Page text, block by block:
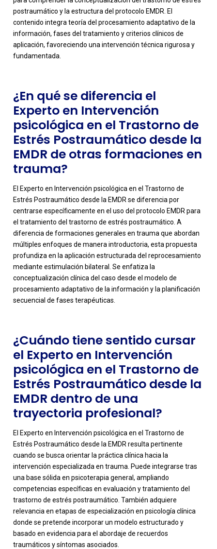
postraumático y la estructura del protocolo EMDR. El
contenido integra teoría del procesamiento adaptativo de la
información, fases del tratamiento y criterios clínicos de
aplicación, favoreciendo una intervención técnica rigurosa y
fundamentada.
-
¿En qué se diferencia el
Experto en Intervención
psicológica en el Trastorno de
Estrés Postraumático desde la
EMDR de otras formaciones en
trauma?
El Experto en Intervención psicológica en el Trastorno de
Estrés Postraumático desde la EMDR se diferencia por
centrarse específicamente en el uso del protocolo EMDR para
el tratamiento del trastorno de estrés postraumático. A
diferencia de formaciones generales en trauma que abordan
múltiples enfoques de manera introductoria, esta propuesta
profundiza en la aplicación estructurada del reprocesamiento
mediante estimulación bilateral. Se enfatiza la
conceptualización clínica del caso desde el modelo de
procesamiento adaptativo de la información y la planificación
secuencial de fases terapéuticas.
-
¿Cuándo tiene sentido cursar
el Experto en Intervención
psicológica en el Trastorno de
Estrés Postraumático desde la
EMDR dentro de una
trayectoria profesional?
El Experto en Intervención psicológica en el Trastorno de
Estrés Postraumático desde la EMDR resulta pertinente
cuando se busca orientar la práctica clínica hacia la
intervención especializada en trauma. Puede integrarse tras
una base sólida en psicoterapia general, ampliando
competencias específicas en evaluación y tratamiento del
trastorno de estrés postraumático. También adquiere
relevancia en etapas de especialización en psicología clínica
donde se pretende incorporar un modelo estructurado y
basado en evidencia para el abordaje de recuerdos
traumáticos y síntomas asociados.